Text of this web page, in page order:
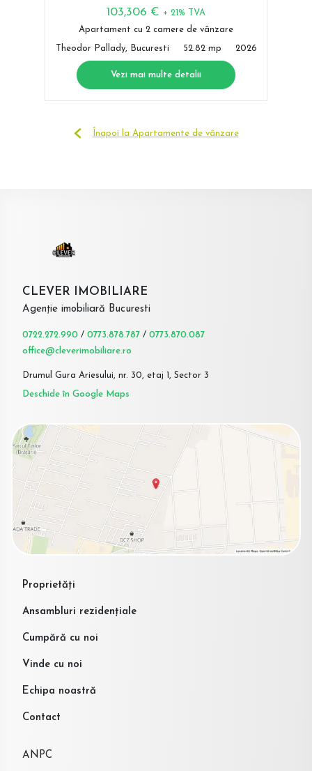
103,306 € + 21% TVA
Apartament cu 2 camere de vânzare
Theodor Pallady, Bucuresti 52.82 mp 2026
Vezi mai multe detalii
Înapoi la Apartamente de vânzare
CLEVER IMOBILIARE
Agenție imobiliară Bucuresti
0722.272.990 / 0773.878.787 / 0773.870.087
office@cleverimobiliare.ro
Drumul Gura Ariesului, nr. 30, etaj 1, Sector 3
Deschide în Google Maps
Proprietăți
Ansambluri rezidențiale
Cumpără cu noi
Vinde cu noi
Echipa noastră
Contact
ANPC